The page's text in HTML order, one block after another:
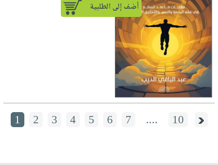
أضف إلى الطلبية
1 2 3 4 5 6 7 .... 10